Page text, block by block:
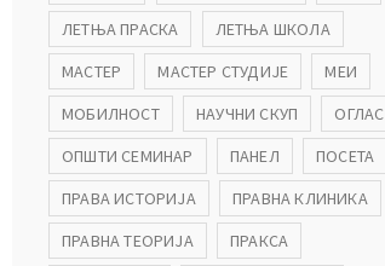
ЛЕТЊА ПРАСКА
ЛЕТЊА ШКОЛА
МАСТЕР
МАСТЕР СТУДИЈЕ
МЕИ
МОБИЛНОСТ
НАУЧНИ СКУП
ОГЛАС
ОПШТИ СЕМИНАР
ПАНЕЛ
ПОСЕТА
ПРАВА ИСТОРИЈА
ПРАВНА КЛИНИКА
ПРАВНА ТЕОРИЈА
ПРАКСА